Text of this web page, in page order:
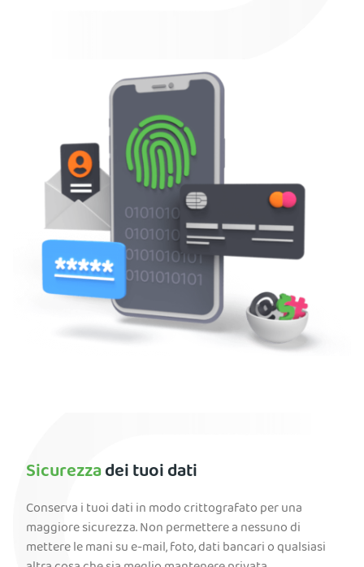
Sicurezzadei tuoi dati
Conserva i tuoi dati in modo crittografato per una
maggiore sicurezza. Non permettere a nessuno di
mettere le mani su e-mail, foto, dati bancari o qualsiasi